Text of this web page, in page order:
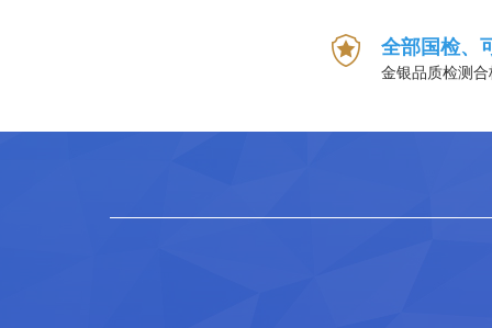
全部国检、
金银品质检测